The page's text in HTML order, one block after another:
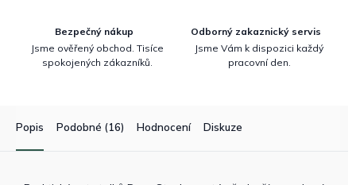
Bezpečný nákup
Jsme ověřený obchod. Tisíce
spokojených zákazníků.
Odborný zakaznický servis
Jsme Vám k dispozici každý
pracovní den.
Popis Podobné (16) Hodnocení Diskuze